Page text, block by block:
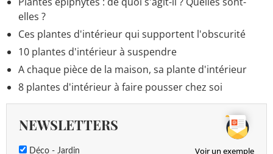
elles ?
Ces plantes d'intérieur qui supportent l'obscurité
10 plantes d'intérieur à suspendre
A chaque pièce de la maison, sa plante d'intérieur
8 plantes d'intérieur à faire pousser chez soi
NEWSLETTERS
Déco - Jardin Voir un exemple